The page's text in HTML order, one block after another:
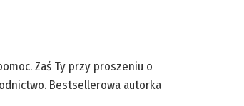
Zaś Ty przy proszeniu o
Bestsellerowa autorka